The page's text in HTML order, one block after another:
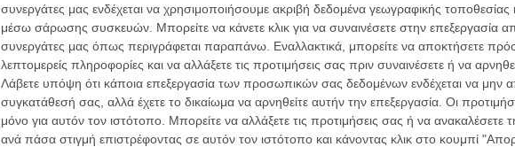
συνεργάτες μας ενδέχεται να χρησιμοποιήσουμε ακριβή δεδομένα γεωγραφικής τοποθεσίας
μέσω σάρωσης συσκευών. Μπορείτε να κάνετε κλικ για να συναινέσετε στην επεξεργασία
συνεργάτες μας όπως περιγράφεται παραπάνω. Εναλλακτικά, μπορείτε να αποκτήσετε
λεπτομερείς πληροφορίες και να αλλάξετε τις προτιμήσεις σας πριν συναινέσετε ή να
Λάβετε υπόψη ότι κάποια επεξεργασία των προσωπικών σας δεδομένων ενδέχεται να μην
συγκατάθεσή σας, αλλά έχετε το δικαίωμα να αρνηθείτε αυτήν την επεξεργασία. Οι
μόνο για αυτόν τον ιστότοπο. Μπορείτε να αλλάξετε τις προτιμήσεις σας ή να ανακαλέσετε
ανά πάσα στιγμή επιστρέφοντας σε αυτόν τον ιστότοπο και κάνοντας κλικ στο κουμπί
Εγγράψου